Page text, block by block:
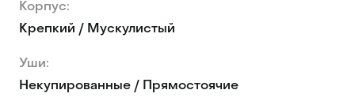
Корпус:
Крепкий / Мускулистый
Уши:
Некупированные / Прямостоячие